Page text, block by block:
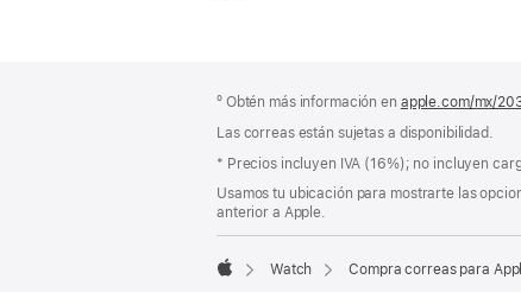
de
página
pie
de
º Obtén más información en apple.com/mx/
Las correas están sujetas a disponibilidad.
Nota
pie
de
página
* Precios incluyen IVA (16%); no incluyen
Usamos tu ubicación para mostrarte las
anterior a Apple.
Watch Compra correas para